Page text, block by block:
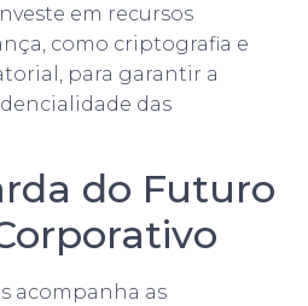
em recursos
como criptografia e
para garantir a
das
do Futuro
acompanha as